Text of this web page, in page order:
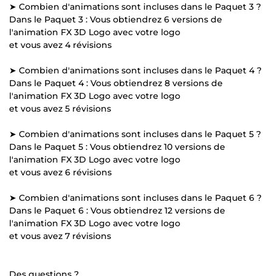
➤ Combien d'animations sont incluses dans le Paquet 3 ?
Dans le Paquet 3 : Vous obtiendrez 6 versions de
l'animation FX 3D Logo avec votre logo
et vous avez 4 révisions
➤ Combien d'animations sont incluses dans le Paquet 4 ?
Dans le Paquet 4 : Vous obtiendrez 8 versions de
l'animation FX 3D Logo avec votre logo
et vous avez 5 révisions
➤ Combien d'animations sont incluses dans le Paquet 5 ?
Dans le Paquet 5 : Vous obtiendrez 10 versions de
l'animation FX 3D Logo avec votre logo
et vous avez 6 révisions
➤ Combien d'animations sont incluses dans le Paquet 6 ?
Dans le Paquet 6 : Vous obtiendrez 12 versions de
l'animation FX 3D Logo avec votre logo
et vous avez 7 révisions